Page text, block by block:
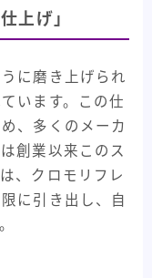
上げ」
に磨き上げられ
います。この仕
、多くのメーカ
創業以来このス
、クロモリフレ
に引き出し、自